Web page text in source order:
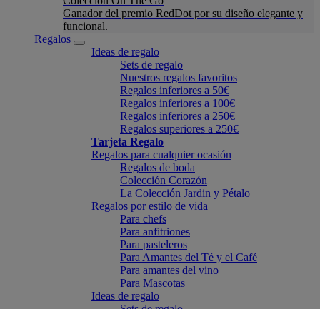
Ganador del premio RedDot por su diseño elegante y
funcional.
Regalos
Ideas de regalo
Sets de regalo
Nuestros regalos favoritos
Regalos inferiores a 50€
Regalos inferiores a 100€
Regalos inferiores a 250€
Regalos superiores a 250€
Tarjeta Regalo
Regalos para cualquier ocasión
Regalos de boda
Colección Corazón
La Colección Jardin y Pétalo
Regalos por estilo de vida
Para chefs
Para anfitriones
Para pasteleros
Para Amantes del Té y el Café
Para amantes del vino
Para Mascotas
Ideas de regalo